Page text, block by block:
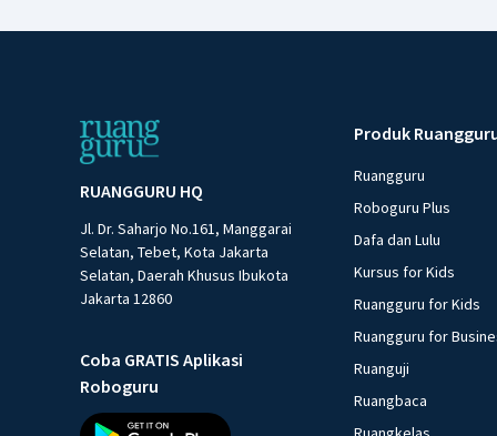
RUANGGURU HQ
Jl. Dr. Saharjo No.161, Manggarai
Selatan, Tebet, Kota Jakarta
Selatan, Daerah Khusus Ibukota
Jakarta 12860
Coba GRATIS Aplikasi
Roboguru
Produk
Ruangguru
Roboguru Plus
Dafa dan Lulu
Kursus for Kids
Ruangguru for Kids
Ruangguru for
Ruanguji
Ruangbaca